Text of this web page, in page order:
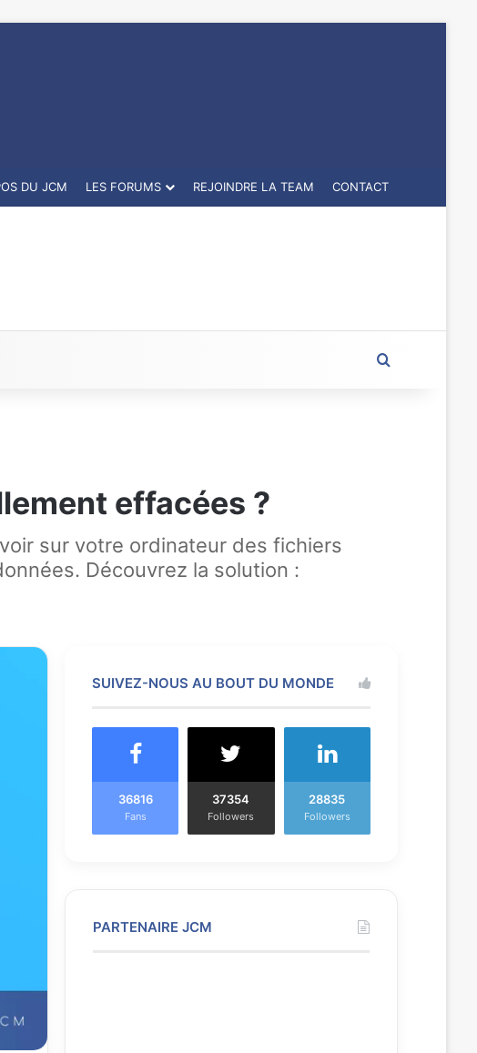
DU JCM LES FORUMS REJOINDRE LA TEAM CONTACT
effacées ?
sur votre ordinateur des fichiers
Découvrez la solution :
SUIVEZ-NOUS AU BOUT DU MONDE
36816
Fans
37354
Followers
28835
Followers
PARTENAIRE JCM